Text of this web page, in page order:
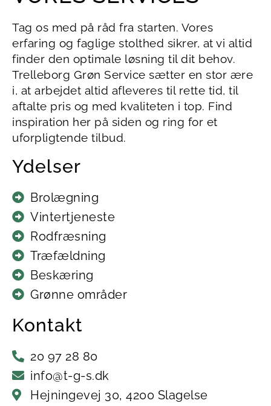
Tag os med på råd fra starten. Vores
erfaring og faglige stolthed sikrer, at vi altid
finder den optimale løsning til dit behov.
Trelleborg Grøn Service sætter en stor ære
i, at arbejdet altid afleveres til rette tid, til
aftalte pris og med kvaliteten i top. Find
inspiration her på siden og ring for et
uforpligtende tilbud.
Ydelser
Brolægning
Vintertjeneste
Rodfræsning
Træfældning
Beskæring
Grønne områder
Kontakt
20 97 28 80
info@t-g-s.dk
Hejningevej 30, 4200 Slagelse